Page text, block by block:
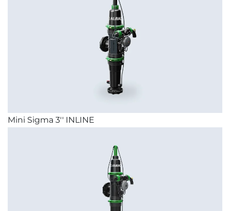
Mini Sigma 3'' INLINE